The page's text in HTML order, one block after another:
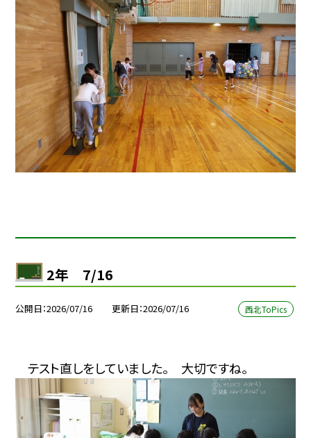
2年 7/16
公開日 2026/07/16 更新日 2026/07/16 西北ToPics
テスト直しをしていました。 大切ですね。